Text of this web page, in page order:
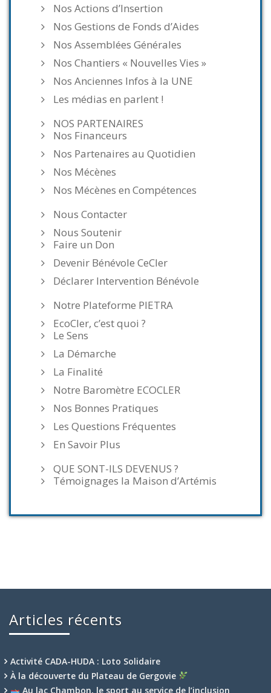
Nos Actions d’Insertion
Nos Gestions de Fonds d’Aides
Nos Assemblées Générales
Nos Chantiers « Nouvelles Vies »
Nos Anciennes Infos à la UNE
Les médias en parlent !
NOS PARTENAIRES
Nos Financeurs
Nos Partenaires au Quotidien
Nos Mécènes
Nos Mécènes en Compétences
Nous Contacter
Nous Soutenir
Faire un Don
Devenir Bénévole CeCler
Déclarer Intervention Bénévole
Notre Plateforme PIETRA
EcoCler, c’est quoi ?
Le Sens
La Démarche
La Finalité
Notre Baromètre ECOCLER
Nos Bonnes Pratiques
Les Questions Fréquentes
En Savoir Plus
QUE SONT-ILS DEVENUS ?
Témoignages la Maison d’Artémis
Articles récents
Activité CADA-HUDA : Loto Solidaire
À la découverte du Plateau de Gergovie
Au lac Chambon, le sport au service de l’inclusion